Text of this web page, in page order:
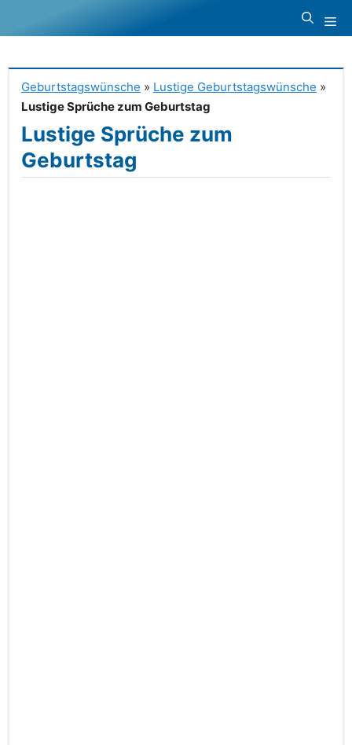
Inhalt
Geburtstagswünsche » Lustige Geburtstagswünsche »
Lustige Sprüche zum Geburtstag
Lustige Sprüche zum
Geburtstag